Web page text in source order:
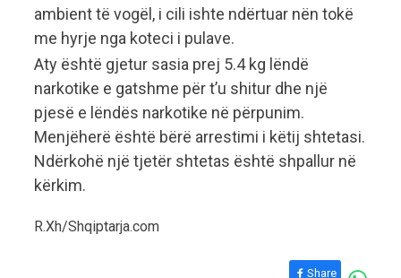
ambient të vogël, i cili ishte ndërtuar nën tokë
me hyrje nga koteci i pulave.
Aty është gjetur sasia prej 5.4 kg lëndë
narkotike e gatshme për t’u shitur dhe një
pjesë e lëndës narkotike në përpunim.
Menjëherë është bërë arrestimi i këtij shtetasi.
Ndërkohë një tjetër shtetas është shpallur në
kërkim.
R.Xh/Shqiptarja.com
Share